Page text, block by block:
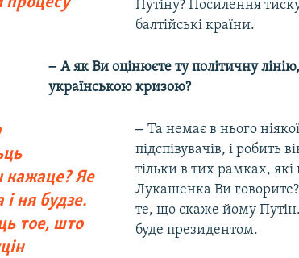
Путіну? Посилення
балтійські країни.
–А як Ви оцінюєте ту політичну
українською кризою?
кажаце? Яе
ня будзе.
тое, што
– Та немає в нього
підспівувачів, і робить
тільки в тих рамках,
Лукашенка Ви говорите?
те, що скаже йому
буде президентом.